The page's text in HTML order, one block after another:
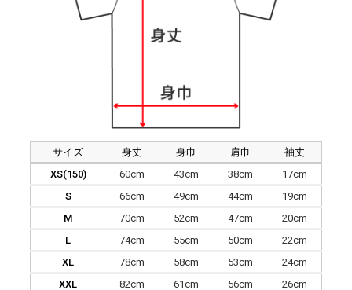
サイズ 身丈 身巾 肩巾
袖丈
XS(150)
60cm 43cm 38cm
17cm
S
66cm 49cm 44cm
19cm
M
70cm 52cm 47cm
20cm
L
74cm 55cm 50cm
22cm
XL
78cm 58cm 53cm
24cm
XXL
82cm 61cm 56cm 26cm